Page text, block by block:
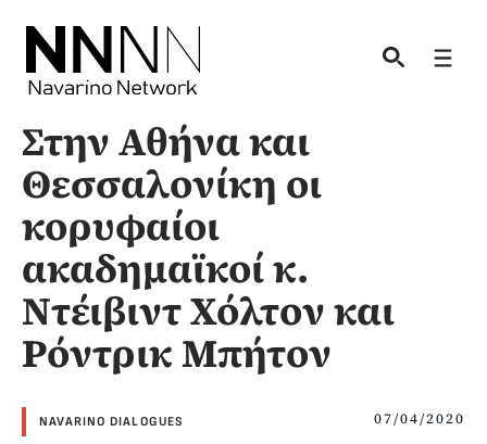
content
Στην Αθήνα και
Θεσσαλονίκη οι
κορυφαίοι
ακαδημαϊκοί κ.
Ντέιβιντ Χόλτον και
Ρόντρικ Μπήτον
NAVARINO DIALOGUES 07/04/2020